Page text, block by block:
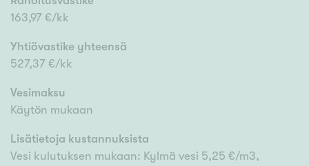
163,97 €/kk
Yhtiövastike yhteensä
527,37 €/kk
Vesimaksu
Käytön mukaan
Lisätietoja kustannuksista
Vesi kulutuksen mukaan: Kylmä vesi 5,25 €/m3,